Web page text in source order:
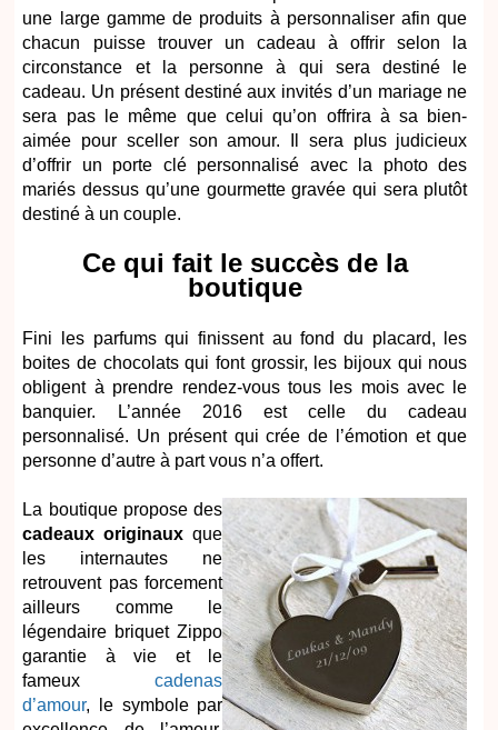
une large gamme de produits à personnaliser afin que
chacun puisse trouver un cadeau à offrir selon la
circonstance et la personne à qui sera destiné le
cadeau. Un présent destiné aux invités d’un mariage ne
sera pas le même que celui qu’on offrira à sa bien-
aimée pour sceller son amour. Il sera plus judicieux
d’offrir un porte clé personnalisé avec la photo des
mariés dessus qu’une gourmette gravée qui sera plutôt
destiné à un couple.
Ce qui fait le succès de la
boutique
Fini les parfums qui finissent au fond du placard, les
boites de chocolats qui font grossir, les bijoux qui nous
obligent à prendre rendez-vous tous les mois avec le
banquier. L’année 2016 est celle du cadeau
personnalisé. Un présent qui crée de l’émotion et que
personne d’autre à part vous n’a offert.
La boutique propose des
cadeaux originaux que
les internautes ne
retrouvent pas forcement
ailleurs comme le
légendaire briquet Zippo
garantie à vie et le
fameuxcadenas
d’amour, le symbole par